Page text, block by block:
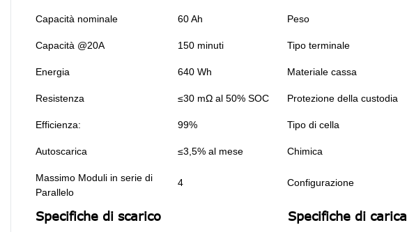
Capacità nominale 60 Ah Peso
Capacità @20A 150 minuti Tipo terminale
Energia 640 Wh Materiale cassa
Resistenza ≤30 mΩ al 50% SOC Protezione della custodia
Efficienza: 99% Tipo di cella
Autoscarica ≤3,5% al ​​mese Chimica
Massimo Moduli in serie di
Parallelo
4 Configurazione
Specifiche di scarico Specifiche di carica